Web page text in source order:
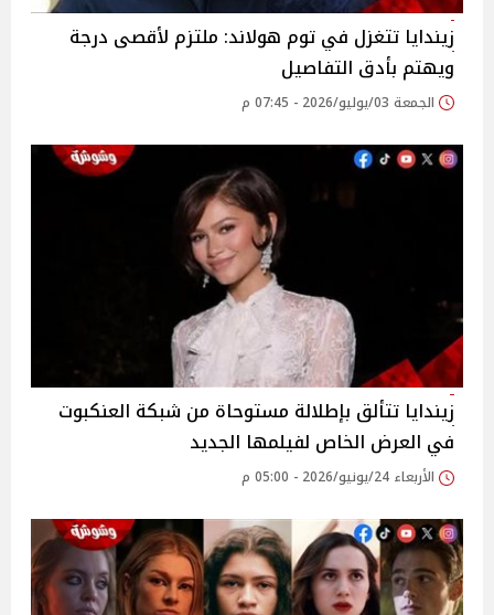
زيندايا تتغزل في توم هولاند: ملتزم لأقصى درجة
ويهتم بأدق التفاصيل
الجمعة 03/يوليو/2026 - 07:45 م
زيندايا تتألق بإطلالة مستوحاة من شبكة العنكبوت
في العرض الخاص لفيلمها الجديد
الأربعاء 24/يونيو/2026 - 05:00 م